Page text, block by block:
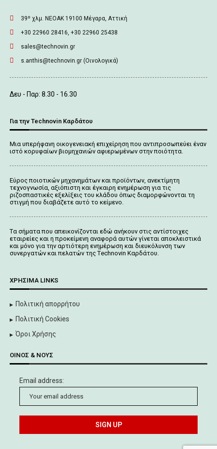
39º χλμ. ΝΕΟΑΚ 19100 Mέγαρα, Αττική
+30 22960 28416, +30 22960 25438
sales@technovin.gr
s.anthis@technovin.gr (Οινολογικά)
Δευ - Παρ: 8.30 - 16.30
Για την Technovin Καρδάτου
Μια υπερήφανη οικογενειακή επιχείρηση που αντιπροσωπεύει έναν
ιστό κορυφαίων βιομηχανιών αφιερωμένων στην ποιότητα.
Εύρος ποιοτικών μηχανημάτων και προϊόντων, ανεκτίμητη
τεχνογνωσία, αξιόπιστη και έγκαιρη ενημέρωση για τις
ριζοσπαστικές εξελίξεις του κλάδου όπως διαμορφώνονται τη
στιγμή που διαβάζετε αυτό το κείμενο.
Tα σήματα που απεικονίζονται εδώ ανήκουν στις αντίστοιχες
εταιρείες και η προκείμενη αναφορά αυτών γίνεται αποκλειστικά
και μόνο για την αρτιότερη ενημέρωση και διευκόλυνση των
συνεργατών και πελατών της Τechnovin Kαρδάτου.
ΧΡΉΣΙΜΑ LINKS
Πολιτική απορρήτου
Πολιτική Cookies
Όροι Χρήσης
ΟΊΝΟΣ & ΝΟΥΣ
Email address: